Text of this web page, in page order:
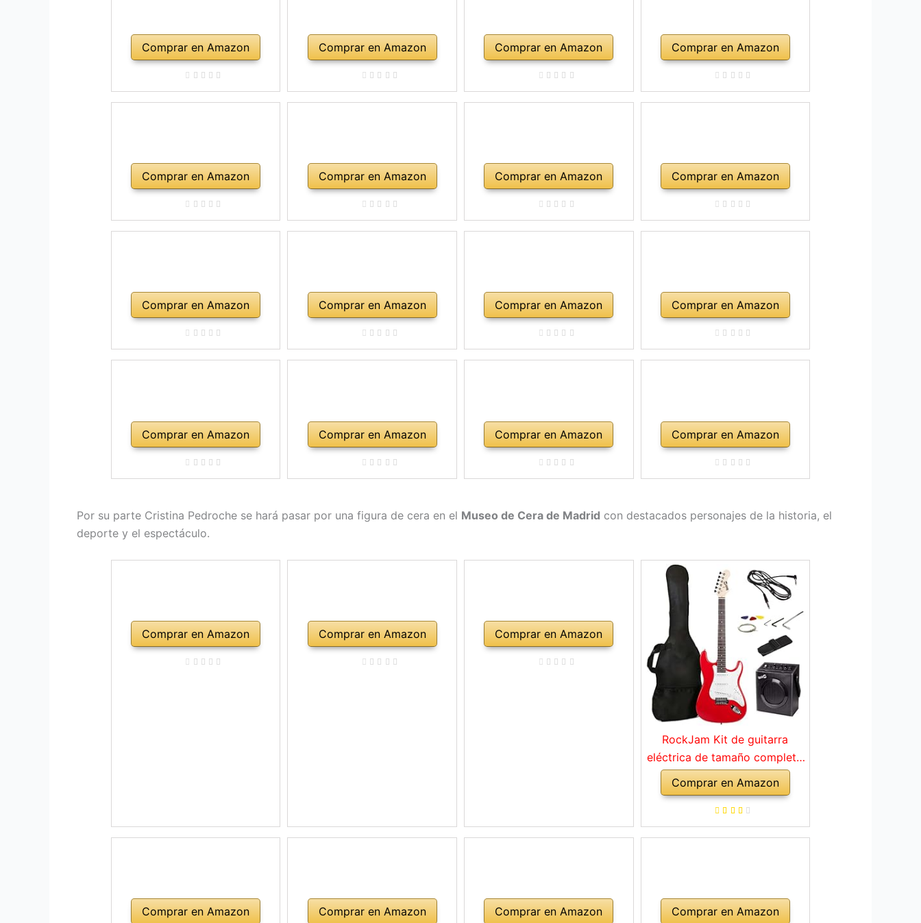
Comprar en Amazon Comprar en Amazon Comprar en Amazon Comprar en Amazon
Comprar en Amazon Comprar en Amazon Comprar en Amazon Comprar en Amazon
Comprar en Amazon Comprar en Amazon Comprar en Amazon Comprar en Amazon
Comprar en Amazon Comprar en Amazon Comprar en Amazon Comprar en Amazon
Por su parte Cristina Pedroche se hará pasar por una figura de cera en el Museo de Cera de Madrid con destacados personajes de la historia, el
deporte y el espectáculo.
Comprar en Amazon Comprar en Amazon Comprar en Amazon
RockJam Kit de guitarra
eléctrica de tamaño completo
con amplificador de 10 vatios,
clases, correa, bolsa de
transporte, púas, golpe, plomo
y cuerdas de repuesto, color
Comprar en Amazon
Comprar en Amazon Comprar en Amazon Comprar en Amazon Comprar en Amazon